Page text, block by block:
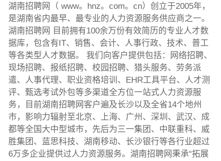
湖南招聘网（ www。hnz。com。cn）创立于2005年，
是湖南省内最早、最专业的人力资源服务供应商之一。
湖南招聘网 目前拥有100余万份有效简历的专业人才数
据库，包含有IT、销售、会计、人事行政、技术、普工
等各类型人才数据。 我们向客户提供包括：网络招聘、
现场招聘、报纸招聘、校园招聘、猎头服务、劳务派
遣、人事代理、职业资格培训、EHR工具平台、人才测
评、甄选考试外包等多渠道全方位一站式人力资源服
务，目前湖南招聘网客户遍及长沙以及全省14个地州
市，影响力辐射至北京、上海、广州、深圳、武汉、成
都等全国大中型城市，先后为三一集团、中联重科、威
胜集团、蓝思科技、湖南移动、长沙银行等各行业超过
6万多企业提供过人力资源服务。湖南招聘网秉承“拓展